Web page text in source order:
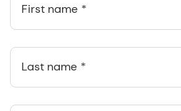
First name
Last name